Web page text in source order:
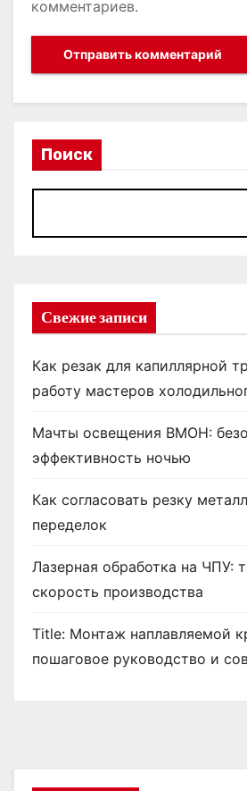
комментариев.
Поиск
Свежие записи
Как резак для капиллярной
работу мастеров
Мачты освещения ВМОН:
эффективность ночью
Как согласовать резку
переделок
Лазерная обработка на ЧПУ:
скорость производства
Title: Монтаж наплавляемой
пошаговое руководство и